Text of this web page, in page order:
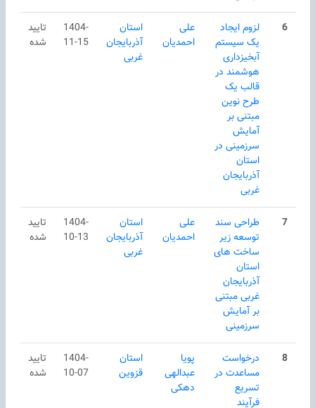
6
لزوم ایجاد
یک سیستم
آبخیزداری
هوشمند در
قالب یک
طرح نوین
مبتنی بر
آمایش
سرزمینی در
استان
آذربایجان
غربی
علی
احمدیان
استان
آذربایجان
غربی
1404-
11-15
تایید
شده
7
طراحی سند
توسعه زیر
ساخت های
استان
آذربایجان
غربی مبتنی
بر آمایش
سرزمینی
علی
احمدیان
استان
آذربایجان
غربی
1404-
10-13
تایید
شده
8
درخواست
مساعدت در
تسریع
فرآیند
پویا
عبدالهی
دهکی
استان
قزوین
1404-
10-07
تایید
شده